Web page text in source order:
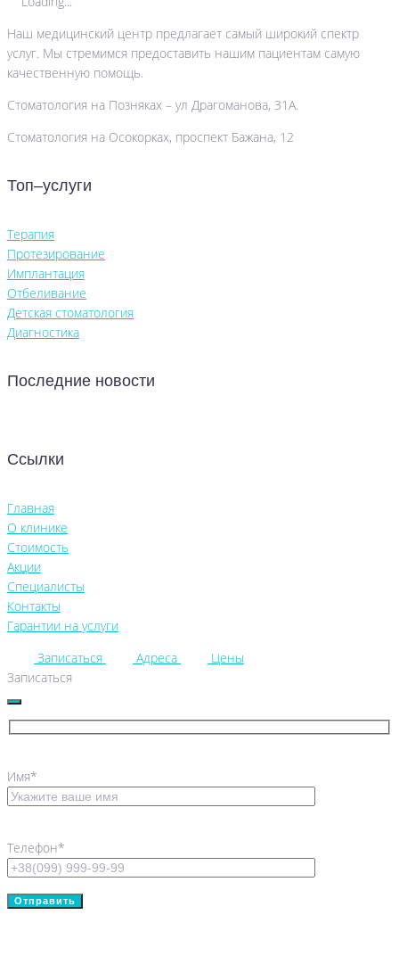
Наш медицинский центр предлагает самый широкий спектр
услуг. Мы стремимся предоставить нашим пациентам самую
качественную помощь.
Стоматология на Позняках – ул Драгоманова, 31А.
Стоматология на Осокорках, проспект Бажана, 12
Топ–услуги
Терапия
Протезирование
Имплантация
Отбеливание
Детская стоматология
Диагностика
Последние новости
Ссылки
Главная
О клинике
Стоимость
Акции
Специалисты
Контакты
Гарантии на услуги
Записаться
Адреса
Цены
Записаться
Имя*
Телефон*